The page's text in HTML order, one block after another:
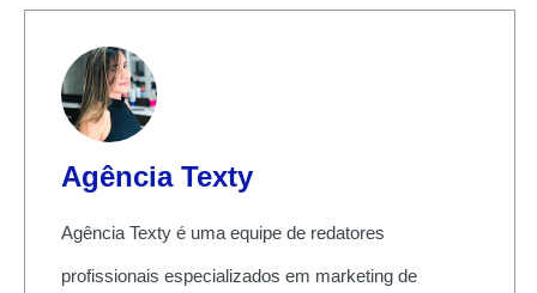
Agência Texty
Agência Texty é uma equipe de redatores
profissionais especializados em marketing de